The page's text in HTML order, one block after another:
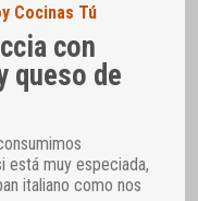
Cocinas Tú
con
queso de
está muy especiada,
italiano como nos